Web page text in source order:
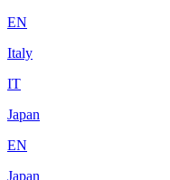
EN
Italy
IT
Japan
EN
Japan